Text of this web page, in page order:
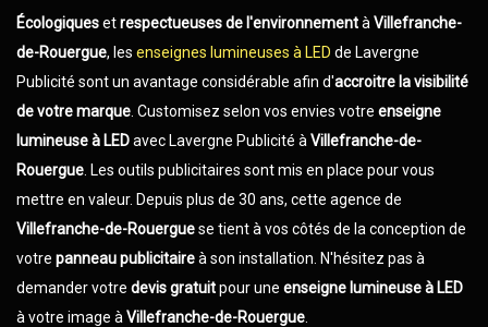
Écologiquesetrespectueuses de l'environnementà Villefranche-
de-Rouergue, les enseignes lumineuses à LED de Lavergne
Publicité sont un avantage considérable afin d'accroitre la visibilité
de votre marque . Customisez selon vos envies votre enseigne
lumineuse à LEDavec Lavergne Publicité à Villefranche-de-
Rouergue . Les outils publicitaires sont mis en place pour vous
mettre en valeur. Depuis plus de 30 ans, cette agence de
Villefranche-de-Rouerguese tient à vos côtés de la conception de
votre panneau publicitaireà son installation. N'hésitez pas à
demander votre devis gratuitpour une enseigne lumineuse à LED
à votre image à Villefranche-de-Rouergue